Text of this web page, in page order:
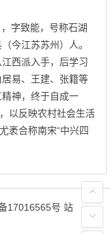
字致能，号称石湖
今江苏苏州）人。
西派入手，后学习
易、王建、张籍等
神，终于自成一
以反映农村社会生活
袤合称南宋“中兴四
17016565号 站